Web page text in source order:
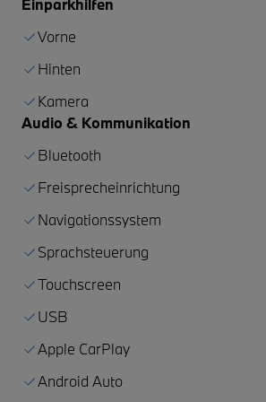
Einparkhilfen
Vorne
Hinten
Kamera
Audio & Kommunikation
Bluetooth
Freisprecheinrichtung
Navigationssystem
Sprachsteuerung
Touchscreen
USB
Apple CarPlay
Android Auto